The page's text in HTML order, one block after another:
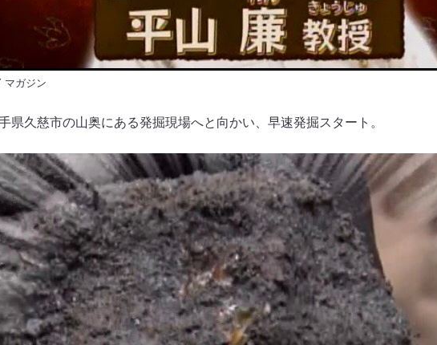
マガジン
県久慈市の山奥にある発掘現場へと向かい、早速発掘スタート。